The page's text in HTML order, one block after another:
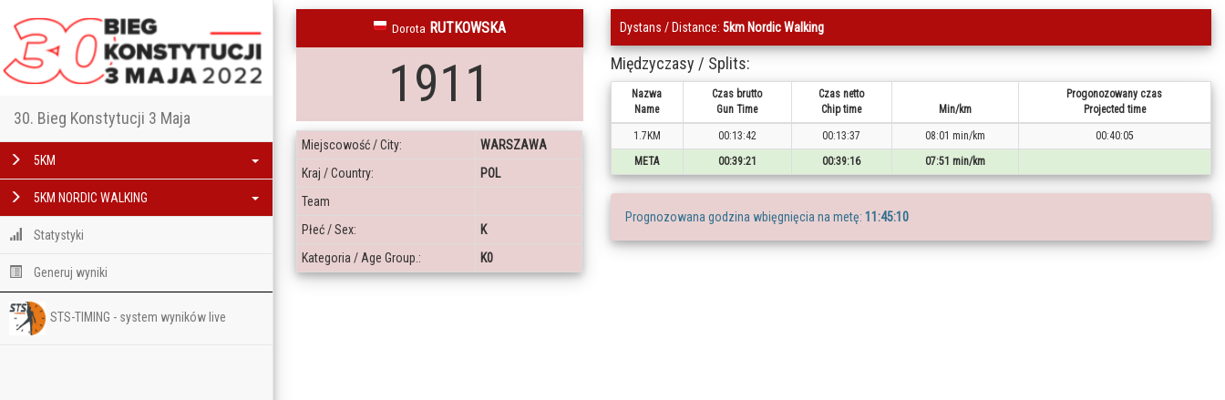
30. Bieg Konstytucji 3 Maja
5KM
5KM NORDIC WALKING
Statystyki
Generuj wyniki
STS-TIMING - system wyników live
Dorota RUTKOWSKA
1911
Miejscowość / City:
WARSZAWA
Kraj / Country:
POL
Team
Płeć / Sex:
K
Kategoria / Age Group.:
K0
Dystans / Distance: 5km Nordic Walking
Międzyczasy / Splits:
Nazwa
Name
Czas brutto
Gun Time
Czas netto
Chip time
Min/km
Progonozowany czas
Projected time
1.7KM 00:13:42 00:13:37 08:01 min/km
00:40:05
META
00:39:21 00:39:16 07:51 min/km
Prognozowana godzina wbięgnięcia na metę: 11:45:10